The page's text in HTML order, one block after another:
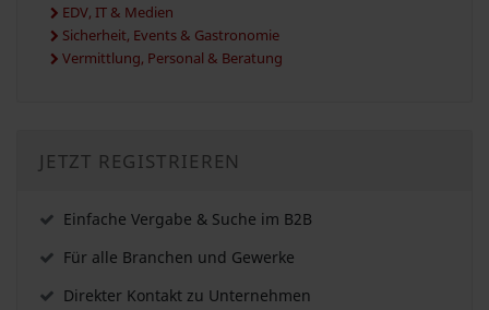
EDV, IT & Medien
Sicherheit, Events & Gastronomie
Vermittlung, Personal & Beratung
JETZT REGISTRIEREN
Einfache Vergabe & Suche im B2B
Für alle Branchen und Gewerke
Direkter Kontakt zu Unternehmen